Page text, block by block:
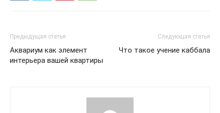
Предыдущая статья
Аквариум как элемент
интерьера вашей квартиры
Следующая статья
Что такое учение каббала